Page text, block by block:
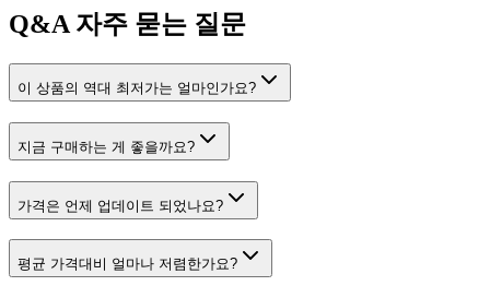
Q&A자주 묻는 질문
이 상품의 역대 최저가는 얼마인가요?
지금 구매하는 게 좋을까요?
가격은 언제 업데이트 되었나요?
평균 가격대비 얼마나 저렴한가요?